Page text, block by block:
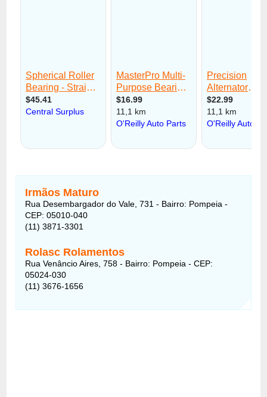
Irmãos Maturo
Rua Desembargador do Vale, 731 - Bairro: Pompeia -
CEP: 05010-040
(11) 3871-3301
Rolasc Rolamentos
Rua Venâncio Aires, 758 - Bairro: Pompeia - CEP:
05024-030
(11) 3676-1656